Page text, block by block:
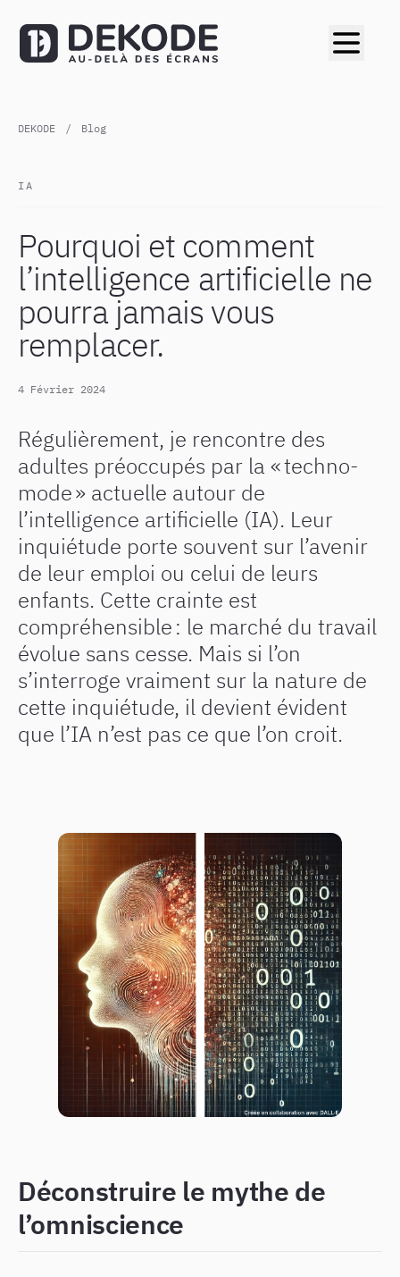
DEKODE / Blog
IA
Pourquoi et comment
l’intelligence artificielle ne
pourra jamais vous
remplacer.
4 Février 2024
Régulièrement, je rencontre des
adultes préoccupés par la « techno-
mode » actuelle autour de
l’intelligence artificielle (IA). Leur
inquiétude porte souvent sur l’avenir
de leur emploi ou celui de leurs
enfants. Cette crainte est
compréhensible : le marché du travail
évolue sans cesse. Mais si l’on
s’interroge vraiment sur la nature de
cette inquiétude, il devient évident
que l’IA n’est pas ce que l’on croit.
Déconstruire le mythe de
l’omniscience